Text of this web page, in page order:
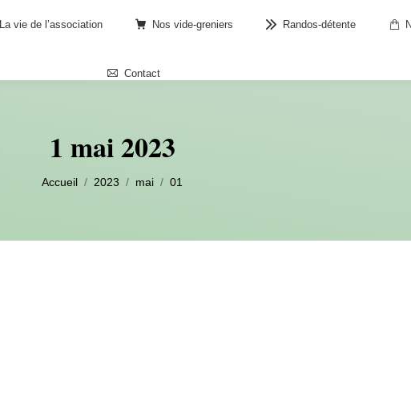
La vie de l’association Nos vide-greniers Randos-détente
Contact
1 mai 2023
Accueil 2023 mai 01